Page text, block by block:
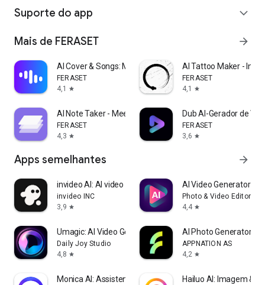
Suporte do app expand_more
Mais de FERASET arrow_forward
AI Cover & Songs: Music AI
FERASET
4,1
star
AI Tattoo Maker - Ink
FERASET
4,1
star
AI Note Taker - Meeting Notes
FERASET
4,3 star
Dub AI-Gerador de Voz
FERASET
3,6 star
Apps semelhantes arrow_forward
invideo AI: AI video generator
invideo INC
3,9 star
AI Video Generator -
Photo & Video Editors -
4,4 star
Umagic: AI Video Generator
Daily Joy Studio
4,8 star
AI Photo Generator -
APPNATION AS
4,2 star
Monica AI: Assistente Completo Hailuo AI: Imagem &